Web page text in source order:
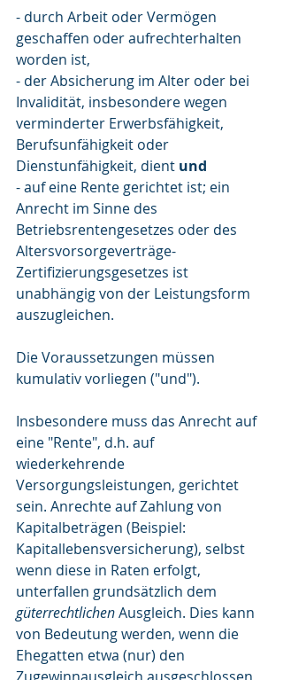
- durch Arbeit oder Vermögen
geschaffen oder aufrechterhalten
worden ist,
- der Absicherung im Alter oder bei
Invalidität, insbesondere wegen
verminderter Erwerbsfähigkeit,
Berufsunfähigkeit oder
Dienstunfähigkeit, dient und
- auf eine Rente gerichtet ist; ein
Anrecht im Sinne des
Betriebsrentengesetzes oder des
Altersvorsorgeverträge-
Zertifizierungsgesetzes ist
unabhängig von der Leistungsform
auszugleichen.
Die Voraussetzungen müssen
kumulativ vorliegen ("und").
Insbesondere muss das Anrecht auf
eine "Rente", d.h. auf
wiederkehrende
Versorgungsleistungen, gerichtet
sein. Anrechte auf Zahlung von
Kapitalbeträgen (Beispiel:
Kapitallebensversicherung), selbst
wenn diese in Raten erfolgt,
unterfallen grundsätzlich dem
güterrechtlichen Ausgleich. Dies kann
von Bedeutung werden, wenn die
Ehegatten etwa (nur) den